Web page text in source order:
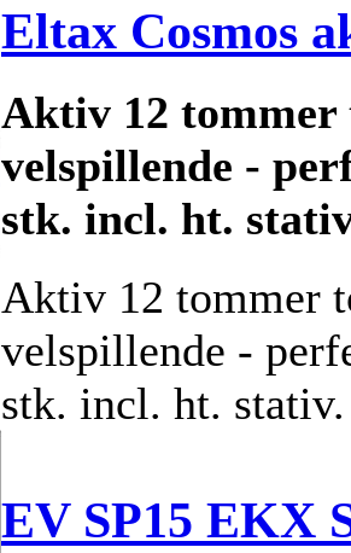
Eltax Cosmos
Aktiv 12 tommer
velspillende -
stk. incl. ht.
Aktiv 12 tommer
velspillende -
stk. incl. ht. stativ.
EV SP15 EKX